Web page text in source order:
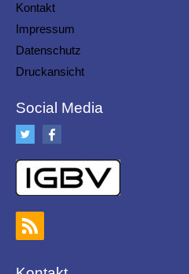
Kontakt
Impressum
Datenschutz
Druckansicht
Social Media